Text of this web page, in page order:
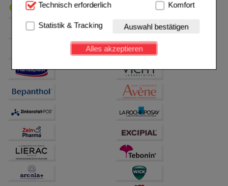
Technisch Notwendig:Hierbei handelt es sich um
Website notwendig sind (z.B. Navigation, Warenkorb,
Kundenkonto), weshalb auf diese nicht verzichtet
werden kann.
Einkaufserlebnis noch ansprechender zu gestalten,
beispielsweise für die Wiedererkennung des
Besuchers oder unsere Seite an bevorzugte
Verhaltensweisen (z.B. Spracheinstellung)
anzupassen. Komfort-Cookies ermöglichen es uns
auch auf Ihre Bedürfnisse zugeschrittene Inhalte
betreiben.
Statistik & Tracking:
Hierüber lassen sich
Informationen über die Art und Weise der Nutzung
unserer Website sammeln, mit deren Hilfe wir unsere
Website weiter für Sie optimieren können, den Inhalt
Technisch erforderlich Komfort
Statistik & Tracking Auswahl bestätigen
Alles akzeptieren